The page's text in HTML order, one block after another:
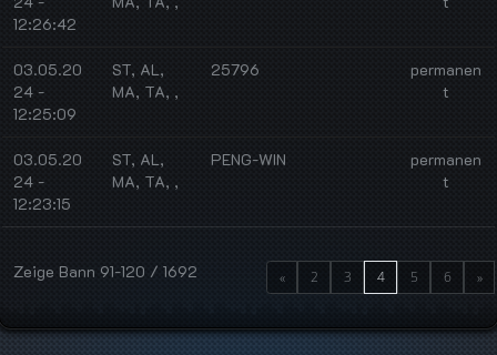
12:26:42
03.05.20
24 -
12:25:09
ST, AL,
MA, TA, ,
25796
permanen
t
03.05.20
24 -
12:23:15
ST, AL,
MA, TA, ,
PENG-WIN
permanen
t
Zeige Bann 91-120 / 1692 « 2 3 4 5 6 »